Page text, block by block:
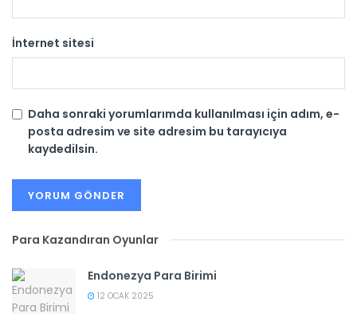
İnternet sitesi
Daha sonraki yorumlarımda kullanılması için adım, e-
posta adresim ve site adresim bu tarayıcıya
kaydedilsin.
Para Kazandıran Oyunlar
Endonezya Para Birimi
12 OCAK 2025